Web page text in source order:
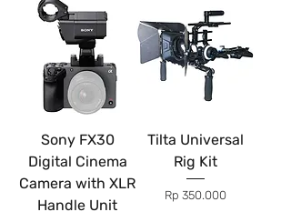
Sony FX30
Digital Cinema
Camera with XLR
Handle Unit
Tilta Universal
Rig Kit
Price
Rp 350.000